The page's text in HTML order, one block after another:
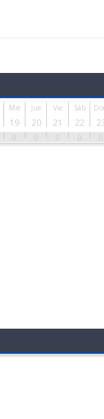
Mié
19
0
Jue
20
0
Vie
21
0
Sáb
22
0 0